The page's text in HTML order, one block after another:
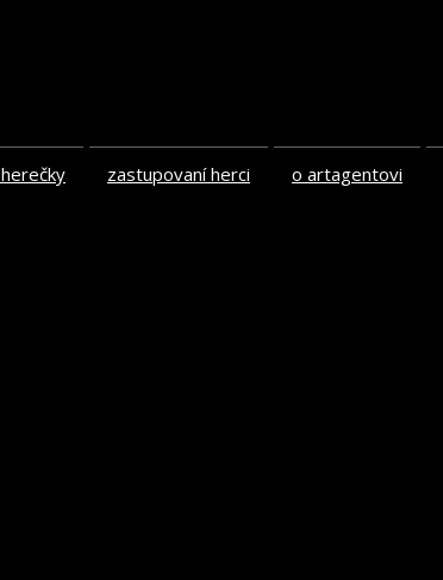
zastupovaní herci o artagentovi